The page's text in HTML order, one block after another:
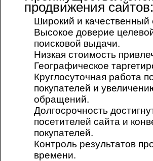
продвижения сайтов:
Широкий и качественный
Высокое доверие
поисковой выдачи.
Низкая стоимость
Географическое
Круглосуточная работа
покупателей и
обращений.
Долгосрочность
посетителей сайта и
покупателей.
Контроль результатов
времени.